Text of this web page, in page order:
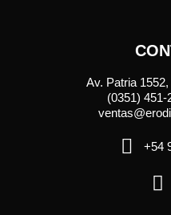
Av. Patria
(0351) 451-
+54